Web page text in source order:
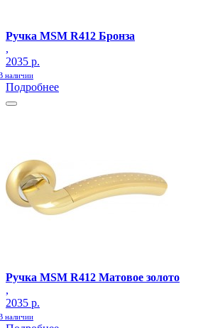
Ручка MSM R412 Бронза
,
2035 р.
наличии
Подробнее
Ручка MSM R412 Матовое золото
,
2035 р.
наличии